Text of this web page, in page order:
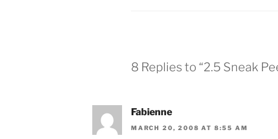
8 Replies to “2.5 Sneak
Fabienne
MARCH 20, 2008 AT 8:55 AM